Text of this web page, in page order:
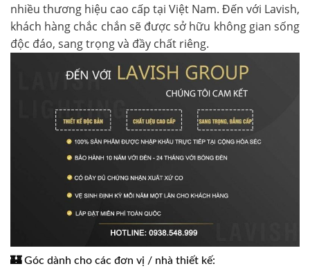
nhiều thương hiệu cao cấp tại Việt Nam. Đến với Lavish,
khách hàng chắc chắn sẽ được sở hữu không gian sống
độc đáo, sang trọng và đầy chất riêng.
🏰Góc dành cho các đơn vị / nhà thiết kế: